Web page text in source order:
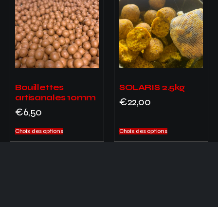
Bouillettes
artisanales 10mm
€6,50
Choix des options
SOLARIS 2.5kg
€22,00
Choix des options